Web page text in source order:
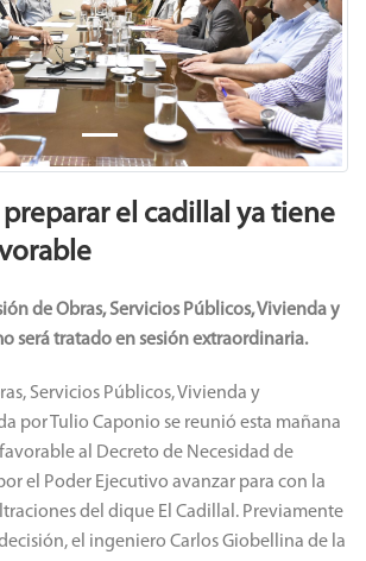
Next
preparar el cadillal ya tiene
de Obras, Servicios Públicos, Vivienda y
será tratado en sesión extraordinaria.
Servicios Públicos, Vivienda y
por Tulio Caponio se reunió esta mañana
al Decreto de Necesidad de
el Poder Ejecutivo avanzar para con la
del dique El Cadillal. Previamente
el ingeniero Carlos Giobellina de la